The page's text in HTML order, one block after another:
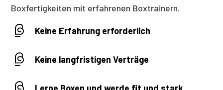
Boxfertigkeiten mit erfahrenen Boxtrainern.
Keine Erfahrung erforderlich
Keine langfristigen Verträge